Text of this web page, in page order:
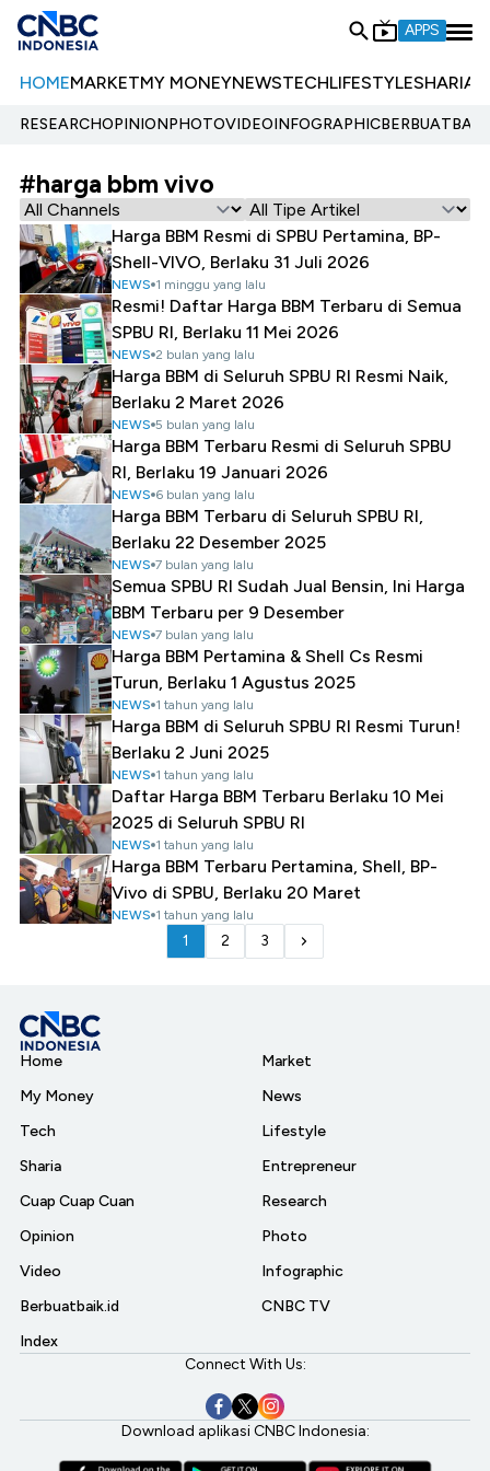
APPS
HOMEMARKETMY MONEYNEWSTECHLIFESTYLESHARIA
RESEARCHOPINIONPHOTOVIDEOINFOGRAPHIC
#harga bbm vivo
Harga BBM Resmi di SPBU Pertamina, BP-
Shell-VIVO, Berlaku 31 Juli 2026
NEWS 1 minggu yang lalu
Resmi! Daftar Harga BBM Terbaru di Semua
SPBU RI, Berlaku 11 Mei 2026
NEWS 2 bulan yang lalu
Harga BBM di Seluruh SPBU RI Resmi Naik,
Berlaku 2 Maret 2026
NEWS 5 bulan yang lalu
Harga BBM Terbaru Resmi di Seluruh SPBU
RI, Berlaku 19 Januari 2026
NEWS 6 bulan yang lalu
Harga BBM Terbaru di Seluruh SPBU RI,
Berlaku 22 Desember 2025
NEWS 7 bulan yang lalu
Semua SPBU RI Sudah Jual Bensin, Ini Harga
BBM Terbaru per 9 Desember
NEWS 7 bulan yang lalu
Harga BBM Pertamina & Shell Cs Resmi
Turun, Berlaku 1 Agustus 2025
NEWS 1 tahun yang lalu
Harga BBM di Seluruh SPBU RI Resmi Turun!
Berlaku 2 Juni 2025
NEWS 1 tahun yang lalu
Daftar Harga BBM Terbaru Berlaku 10 Mei
2025 di Seluruh SPBU RI
NEWS 1 tahun yang lalu
Harga BBM Terbaru Pertamina, Shell, BP-
Vivo di SPBU, Berlaku 20 Maret
NEWS 1 tahun yang lalu
1 2 3
Home
My Money
Tech
Sharia
Cuap Cuap Cuan
Opinion
Video
Berbuatbaik.id
Index
Market
News
Lifestyle
Entrepreneur
Research
Photo
Infographic
CNBC TV
Connect With Us:
Download aplikasi CNBC Indonesia: